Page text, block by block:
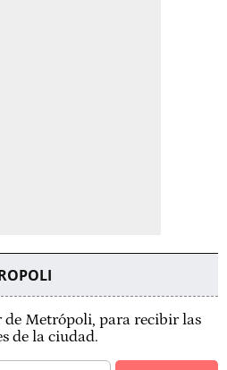
Metrópoli, para recibir las
de la ciudad.